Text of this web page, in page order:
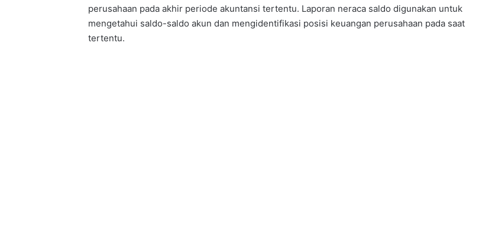
perusahaan pada akhir periode akuntansi tertentu. Laporan neraca saldo digunakan untuk
mengetahui saldo-saldo akun dan mengidentifikasi posisi keuangan perusahaan pada saat
tertentu.